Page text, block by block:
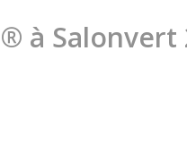
à Salonvert